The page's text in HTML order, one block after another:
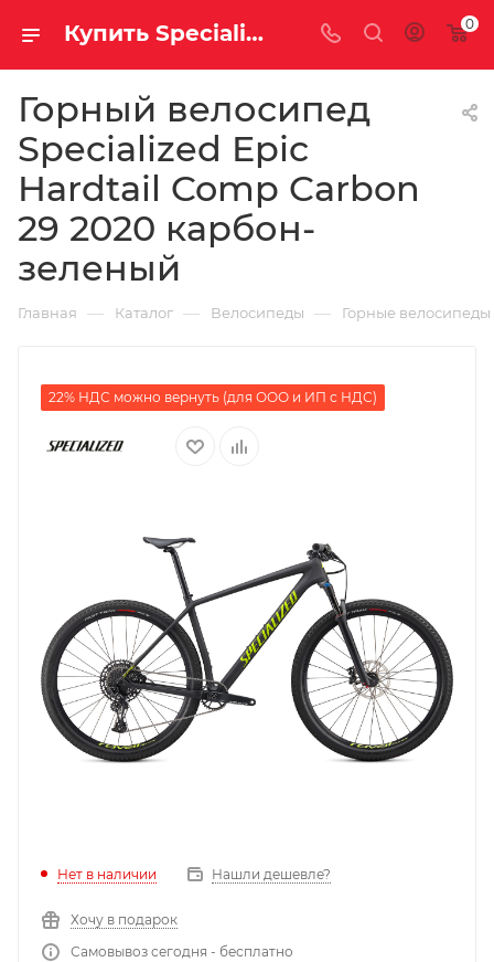
Купить Specialized Epic Hardtail Comp Carbon 29 2020 карбон-зеленый за рублей, а со скидкой 0
Горный велосипед
Specialized Epic
Hardtail Comp Carbon
29 2020 карбон-
зеленый
Главная — Каталог — Велосипеды — Горные велосипеды
22% НДС можно вернуть (для ООО и ИП с НДС)
Нет в наличии Нашли дешевле?
Хочу в подарок
Самовывоз сегодня - бесплатно